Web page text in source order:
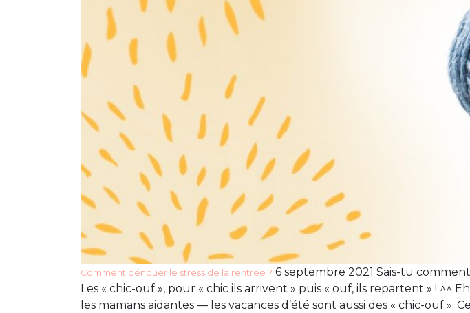
Comment dénouer le stress de la rentrée ? 6 septembre 2021 Sais-tu
Les « chic-ouf », pour « chic ils arrivent » puis « ouf, ils repartent » !
les mamans aidantes — les vacances d’été sont aussi des « chic-ouf